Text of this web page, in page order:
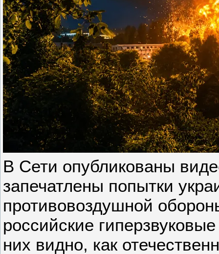
В Сети опубликованы
запечатлены попытки
противовоздушной
российские
них видно, как